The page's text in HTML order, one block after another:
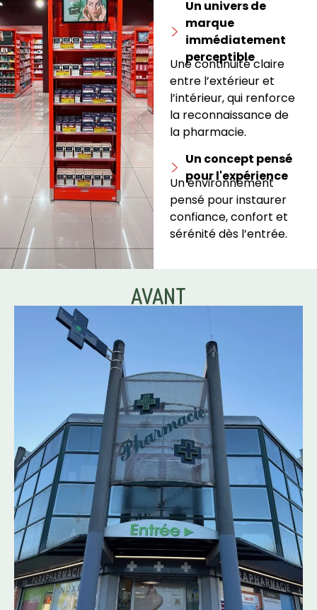
Un univers de
marque
immédiatement
perceptible
Une continuité claire
entre l’extérieur et
l’intérieur, qui renforce
la reconnaissance de
la pharmacie.
Un concept pensé
pour l'expérience
Un environnement
pensé pour instaurer
confiance, confort et
sérénité dès l’entrée.
AVANT